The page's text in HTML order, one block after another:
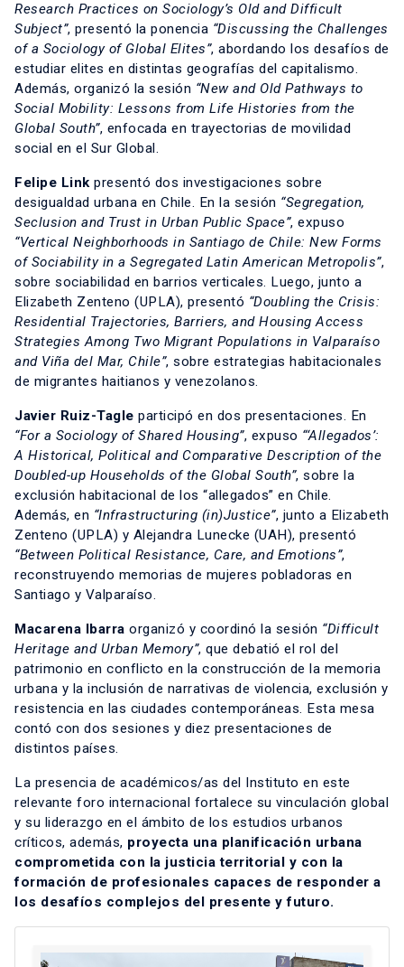
Research Practices on Sociology’s Old and Difficult
Subject”, presentó la ponencia “Discussing the Challenges
of a Sociology of Global Elites”, abordando los desafíos de
estudiar elites en distintas geografías del capitalismo.
Además, organizó la sesión “New and Old Pathways to
Social Mobility: Lessons from Life Histories from the
Global South”, enfocada en trayectorias de movilidad
social en el Sur Global.
Felipe Link presentó dos investigaciones sobre
desigualdad urbana en Chile. En la sesión “Segregation,
Seclusion and Trust in Urban Public Space”, expuso
“Vertical Neighborhoods in Santiago de Chile: New Forms
of Sociability in a Segregated Latin American Metropolis”,
sobre sociabilidad en barrios verticales. Luego, junto a
Elizabeth Zenteno (UPLA), presentó “Doubling the Crisis:
Residential Trajectories, Barriers, and Housing Access
Strategies Among Two Migrant Populations in Valparaíso
and Viña del Mar, Chile”, sobre estrategias habitacionales
de migrantes haitianos y venezolanos.
Javier Ruiz-Tagle participó en dos presentaciones. En
“For a Sociology of Shared Housing”, expuso “‘Allegados’:
A Historical, Political and Comparative Description of the
Doubled-up Households of the Global South”, sobre la
exclusión habitacional de los “allegados” en Chile.
Además, en “Infrastructuring (in)Justice”, junto a Elizabeth
Zenteno (UPLA) y Alejandra Lunecke (UAH), presentó
“Between Political Resistance, Care, and Emotions”,
reconstruyendo memorias de mujeres pobladoras en
Santiago y Valparaíso.
Macarena Ibarra organizó y coordinó la sesión “Difficult
Heritage and Urban Memory”, que debatió el rol del
patrimonio en conflicto en la construcción de la memoria
urbana y la inclusión de narrativas de violencia, exclusión y
resistencia en las ciudades contemporáneas. Esta mesa
contó con dos sesiones y diez presentaciones de
distintos países.
La presencia de académicos/as del Instituto en este
relevante foro internacional fortalece su vinculación global
y su liderazgo en el ámbito de los estudios urbanos
críticos, además, proyecta una planificación urbana
comprometida con la justicia territorial y con la
formación de profesionales capaces de responder a
los desafíos complejos del presente y futuro.